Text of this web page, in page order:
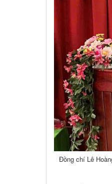
Đồng chí Lê